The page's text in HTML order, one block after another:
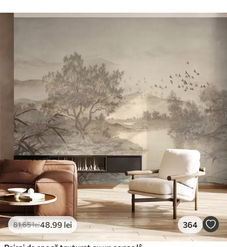
81.65lei48 .99 lei 364